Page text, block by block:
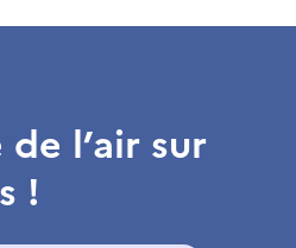
l’air sur
!